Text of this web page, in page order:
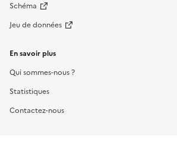
Schéma
Jeu de données
En savoir plus
Qui sommes-nous ?
Statistiques
Contactez-nous